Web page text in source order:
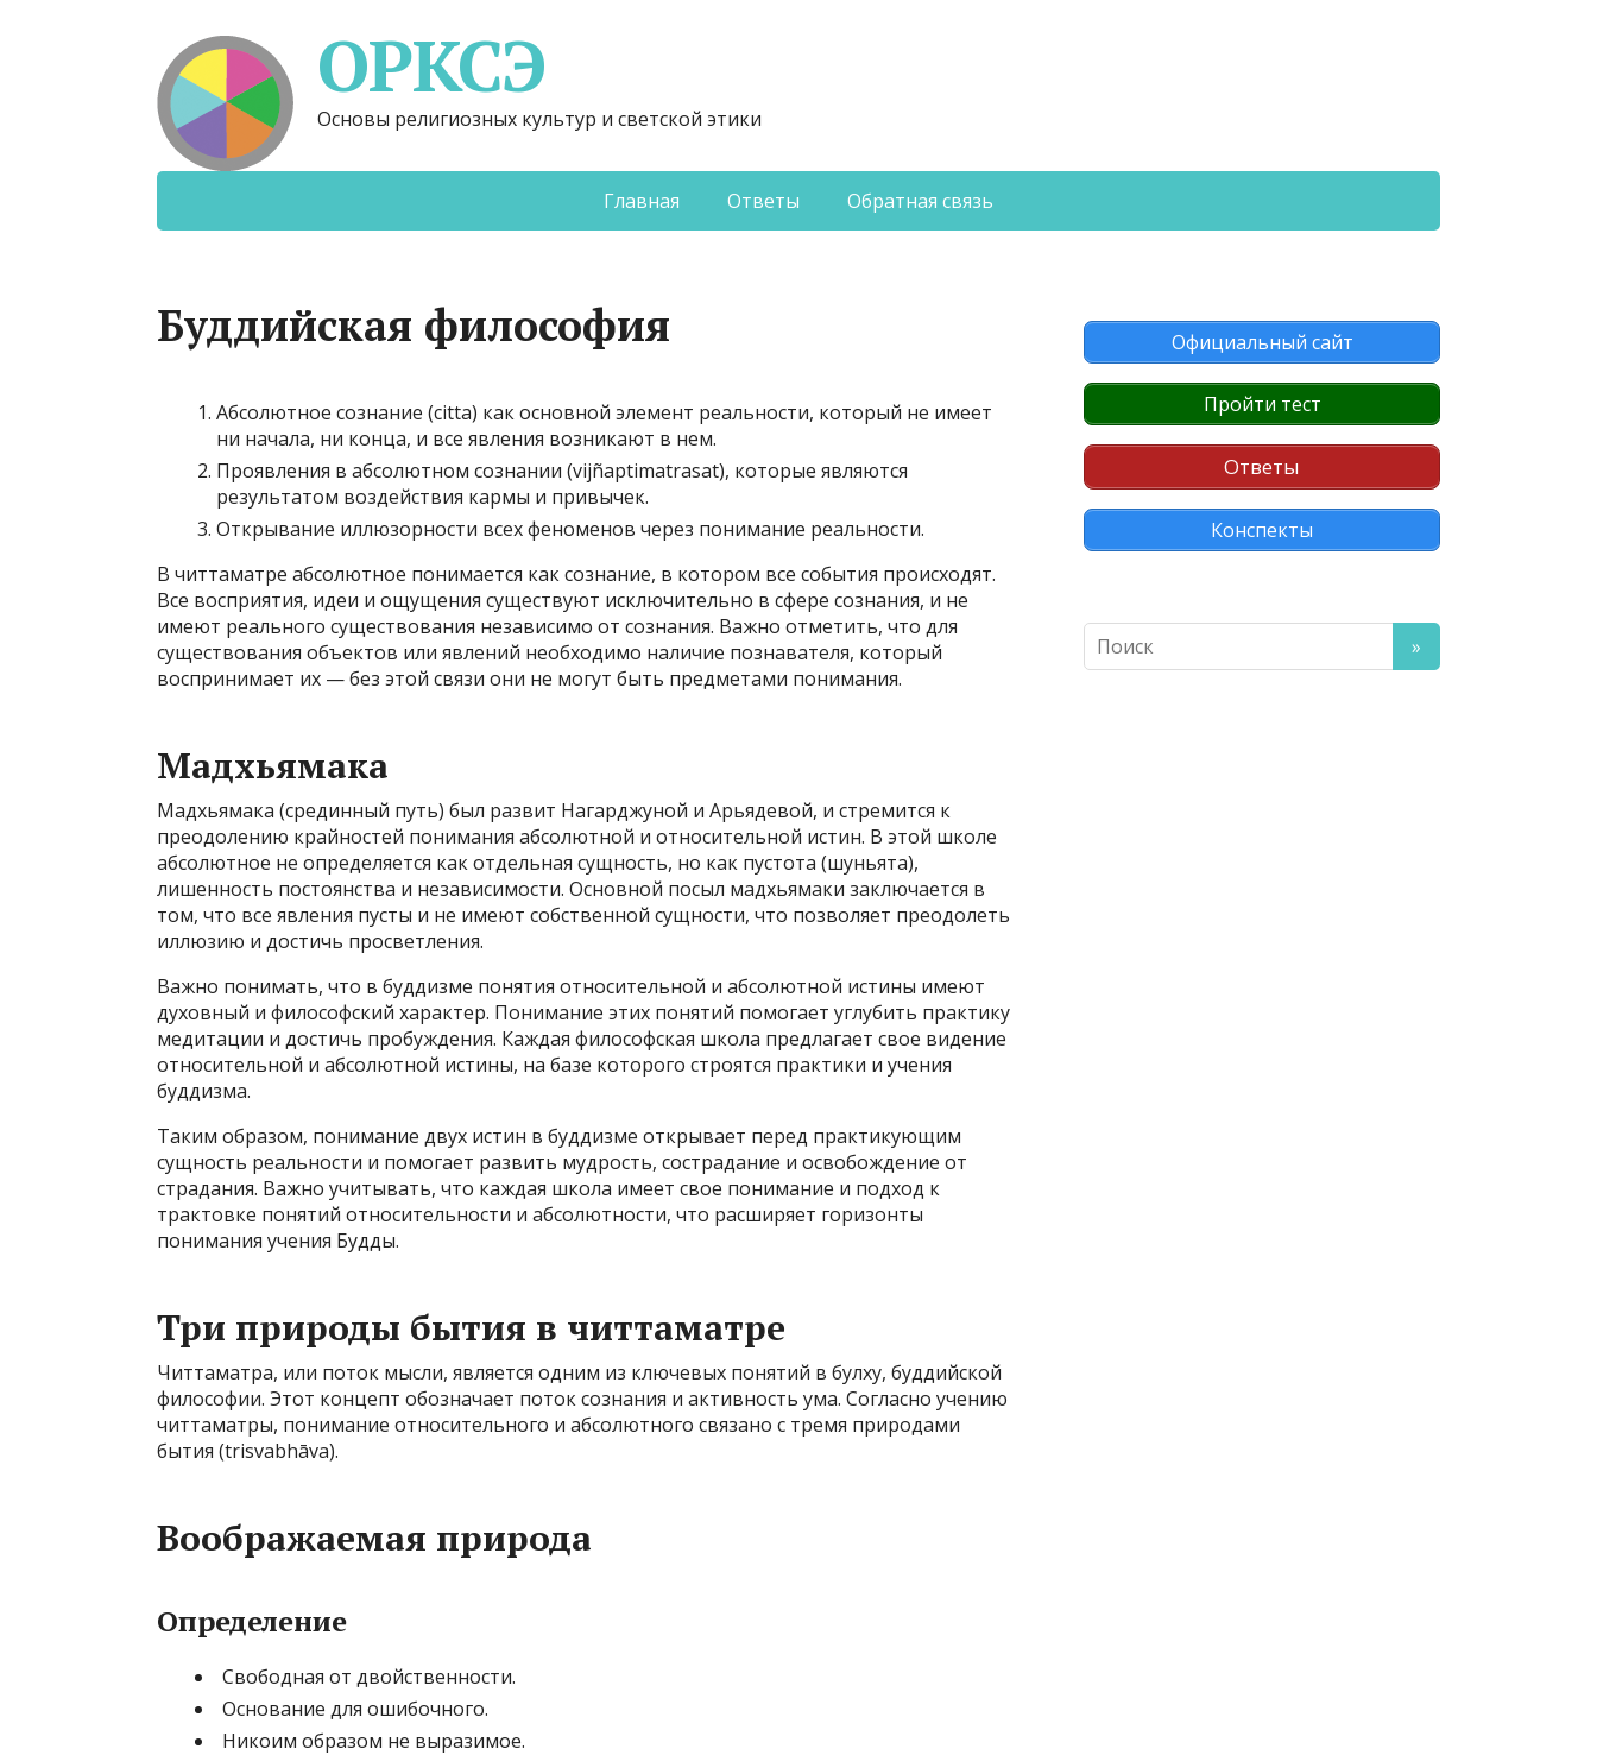
ОРКСЭ
Основы религиозных культур и светской этики
Главная Ответы Обратная связь
Буддийская философия
Абсолютное сознание (citta) как основной элемент реальности, который не имеет
ни начала, ни конца, и все явления возникают в нем.
Проявления в абсолютном сознании (vijñaptimatrasat), которые являются
результатом воздействия кармы и привычек.
Открывание иллюзорности всех феноменов через понимание реальности.
В читтаматре абсолютное понимается как сознание, в котором все события происходят.
Все восприятия, идеи и ощущения существуют исключительно в сфере сознания, и не
имеют реального существования независимо от сознания. Важно отметить, что для
существования объектов или явлений необходимо наличие познавателя, который
воспринимает их — без этой связи они не могут быть предметами понимания.
Мадхьямака
Мадхьямака (срединный путь) был развит Нагарджуной и Арьядевой, и стремится к
преодолению крайностей понимания абсолютной и относительной истин. В этой школе
абсолютное не определяется как отдельная сущность, но как пустота (шуньята),
лишенность постоянства и независимости. Основной посыл мадхьямаки заключается в
том, что все явления пусты и не имеют собственной сущности, что позволяет преодолеть
иллюзию и достичь просветления.
Важно понимать, что в буддизме понятия относительной и абсолютной истины имеют
духовный и философский характер. Понимание этих понятий помогает углубить практику
медитации и достичь пробуждения. Каждая философская школа предлагает свое видение
относительной и абсолютной истины, на базе которого строятся практики и учения
буддизма.
Таким образом, понимание двух истин в буддизме открывает перед практикующим
сущность реальности и помогает развить мудрость, сострадание и освобождение от
страдания. Важно учитывать, что каждая школа имеет свое понимание и подход к
трактовке понятий относительности и абсолютности, что расширяет горизонты
понимания учения Будды.
Три природы бытия в читтаматре
Читтаматра, или поток мысли, является одним из ключевых понятий в булху, буддийской
философии. Этот концепт обозначает поток сознания и активность ума. Согласно учению
читтаматры, понимание относительного и абсолютного связано с тремя природами
бытия (trisvabhāva).
Воображаемая природа
Определение
Свободная от двойственности.
Основание для ошибочного.
Никоим образом не выразимое.
Официальный сайт
Пройти тест
Ответы
Конспекты